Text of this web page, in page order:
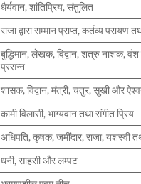
धैर्यवान, शांतिप्रिय, संतुलित
राजा द्वारा सम्मान प्राप्त, कर्तव्य परायण
बुद्धिमान, लेखक, विद्वान, शत्रु नाशक, वंश
प्रसन्न
शासक, विद्वान, मंत्री, चतुर, सुखी और
कामी विलासी, भाग्यवान तथा संगीत प्रिय
अधिपति, कृषक, जमींदार, राजा, यशस्वी
धनी, साहसी और लम्पट